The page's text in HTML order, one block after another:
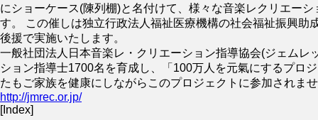
にショーケース(陳列棚)と名付けて、様々な音楽レクリエー
す。 この催しは独立行政法人福祉医療機構の社会福祉振興助
後援で実施いたします。
一般社団法人日本音楽レ・クリエーション指導協会(ジェムレ
ション指導士1700名を育成し、「100万人を元氣にするプロ
たもご家族を健康にしながらこのプロジェクトに参加されま
http://jmrec.or.jp/
[Index]